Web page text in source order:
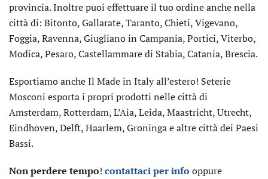
provincia. Inoltre puoi effettuare il tuo ordine anche nella
città di: Bitonto, Gallarate, Taranto, Chieti, Vigevano,
Foggia, Ravenna, Giugliano in Campania, Portici, Viterbo,
Modica, Pesaro, Castellammare di Stabia, Catania, Brescia.
Esportiamo anche Il Made in Italy all’estero! Seterie
Mosconi esporta i propri prodotti nelle città di
Amsterdam, Rotterdam, L’Aia, Leida, Maastricht, Utrecht,
Eindhoven, Delft, Haarlem, Groninga e altre città dei Paesi
Bassi.
Non perdere tempo! contattaci per info oppure